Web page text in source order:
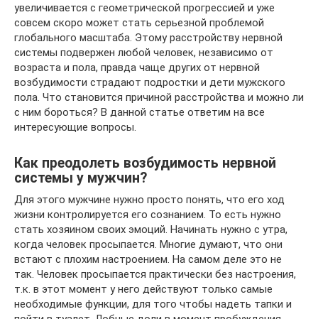
увеличивается с геометрической прогрессией и уже
совсем скоро может стать серьезной проблемой
глобального масштаба. Этому расстройству нервной
системы подвержен любой человек, независимо от
возраста и пола, правда чаще других от нервной
возбудимости страдают подростки и дети мужского
пола. Что становится причиной расстройства и можно ли
с ним бороться? В данной статье ответим на все
интересующие вопросы.
Как преодолеть возбудимость нервной
системы у мужчин?
Для этого мужчине нужно просто понять, что его ход
жизни контролируется его сознанием. То есть нужно
стать хозяином своих эмоций. Начинать нужно с утра,
когда человек просыпается. Многие думают, что они
встают с плохим настроением. На самом деле это не
так. Человек просыпается практически без настроения,
т.к. в этот момент у него действуют только самые
необходимые функции, для того чтобы надеть тапки и